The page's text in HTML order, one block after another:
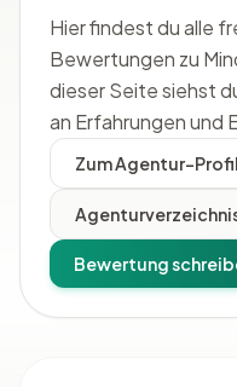
Hier findest du alle
Bewertungen zu
dieser Seite siehst
an Erfahrungen und
Zum Agentur-Profil
Bewertung